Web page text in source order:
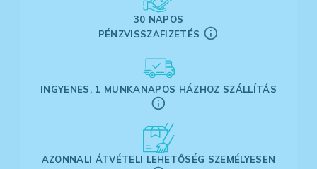
30 NAPOS
PÉNZVISSZAFIZETÉS
INGYENES, 1 MUNKANAPOS HÁZHOZ SZÁLLÍTÁS
AZONNALI ÁTVÉTELI LEHETŐSÉG SZEMÉLYESEN